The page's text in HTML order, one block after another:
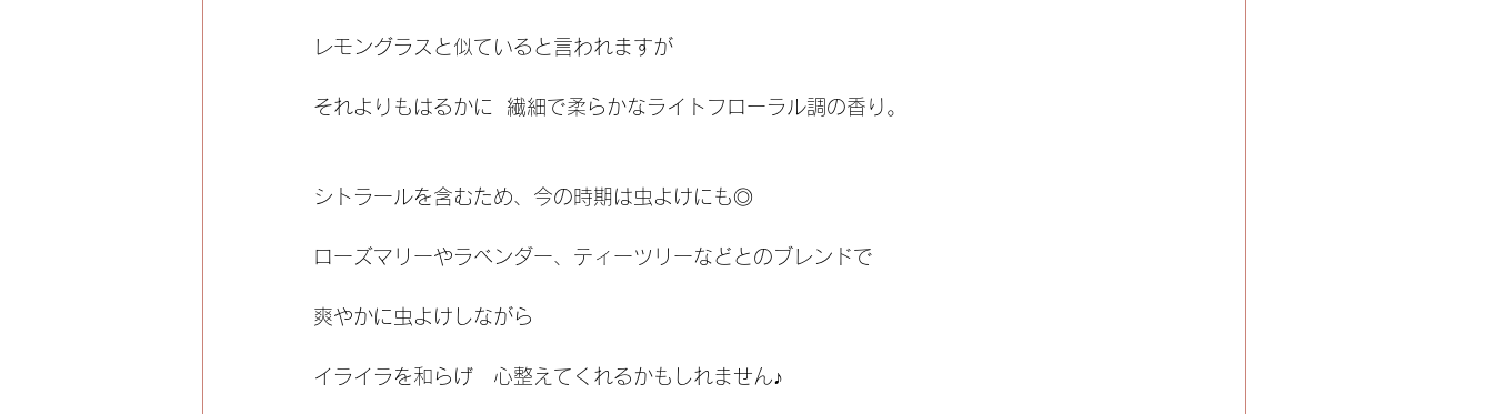
レモングラスと似ていると言われますが
それよりもはるかに  繊細で柔らかなライトフローラル調の香り。
シトラールを含むため、今の時期は虫よけにも◎
ローズマリーやラベンダー、ティーツリーなどとのブレンドで
爽やかに虫よけしながら
イライラを和らげ   心整えてくれるかもしれません♪